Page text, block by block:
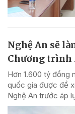
Nghệ An sẽ
Chương trình
Hơn 1.600 tỷ đồng
quốc gia được đề
Nghệ An trước áp